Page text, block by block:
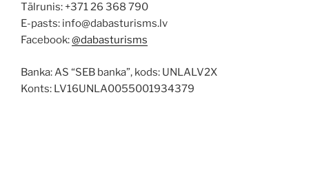
Tālrunis: +371 26 368 790
E-pasts: info@dabasturisms.lv
Facebook:@dabasturisms
Banka: AS “SEB banka”, kods: UNLALV2X
Konts: LV16UNLA0055001934379